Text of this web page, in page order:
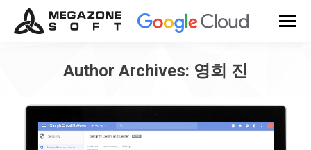
Author Archives: 영희 진